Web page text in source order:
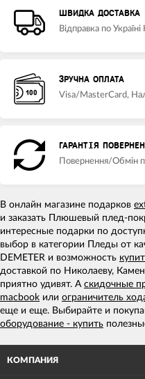
ШВИДКА ДОСТАВКА
Відправка по
ЗРУЧНА ОПЛАТА
Visa/MasterCard,
ГАРАНТІЯ
Повернення/Обмін
В онлайн магазине подарков
и заказать Плюшевый плед-
интересные подарки по
выбор в категории Пледы от
DEMETER и возможность
доставкой по Николаеву,
приятно удивят. А скидочные
macbook или ограничитель
еще и еще. Выбирайте и
оборудование - купить
КОМПАНИЯ